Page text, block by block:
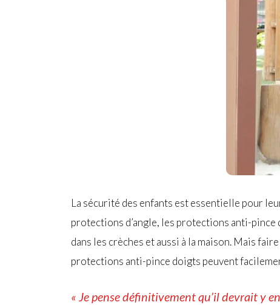
La sécurité des enfants est essentielle pour
protections d’angle, les protections anti-
dans les crèches et aussi à la maison. Mais
protections anti-pince doigts peuvent
« Je pense définitivement qu’il devrait y